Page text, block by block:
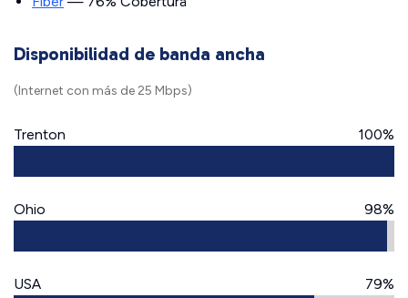
Disponibilidad de banda ancha
(Internet con más de 25 Mbps)
Trenton 100%
Ohio 98%
USA 79%